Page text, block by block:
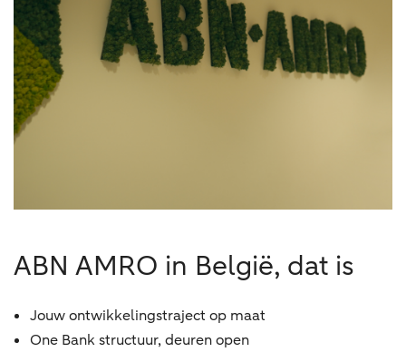
ABN AMRO in België, dat is
Jouw ontwikkelingstraject op maat
One Bank structuur, deuren open